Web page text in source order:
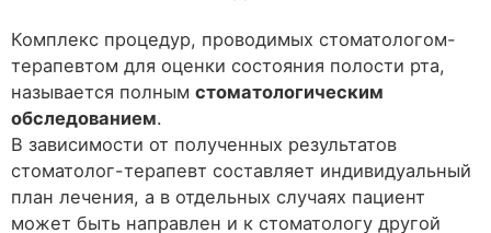
Комплекс процедур, проводимых стоматологом-
терапевтом для оценки состояния полости рта,
называется полным стоматологическим
обследованием.
В зависимости от полученных результатов
стоматолог-терапевт составляет индивидуальный
план лечения, а в отдельных случаях пациент
может быть направлен и к стоматологу другой